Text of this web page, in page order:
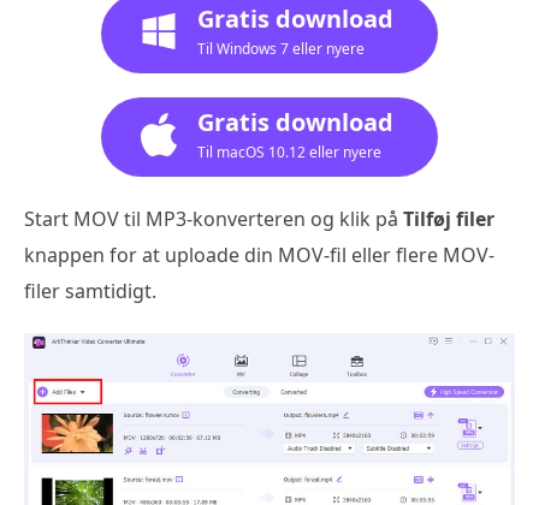
Gratis download
Til Windows 7 eller nyere
Gratis download
Til macOS 10.12 eller nyere
Start MOV til MP3-konverteren og klik på Tilføj filer
knappen for at uploade din MOV-fil eller flere MOV-
filer samtidigt.